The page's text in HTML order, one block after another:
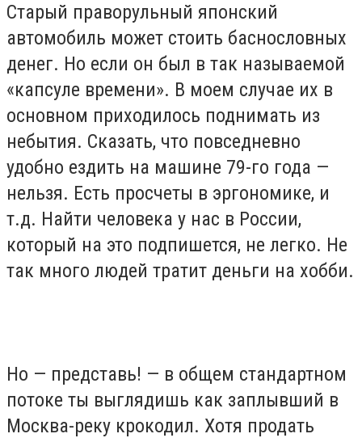
Старый праворульный японский
автомобиль может стоить баснословных
денег. Но если он был в так называемой
«капсуле времени». В моем случае их в
основном приходилось поднимать из
небытия. Сказать, что повседневно
удобно ездить на машине 79-го года —
нельзя. Есть просчеты в эргономике, и
т.д. Найти человека у нас в России,
который на это подпишется, не легко. Не
так много людей тратит деньги на хобби.
Но — представь! — в общем стандартном
потоке ты выглядишь как заплывший в
Москва-реку крокодил. Хотя продать